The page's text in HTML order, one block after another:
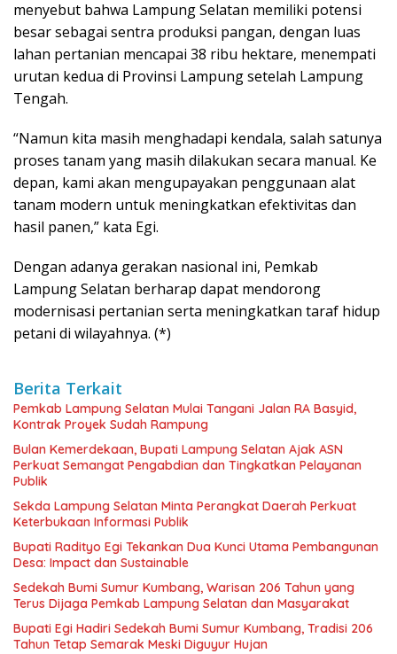
menyebut bahwa Lampung Selatan memiliki potensi
besar sebagai sentra produksi pangan, dengan luas
lahan pertanian mencapai 38 ribu hektare, menempati
urutan kedua di Provinsi Lampung setelah Lampung
Tengah.
“Namun kita masih menghadapi kendala, salah satunya
proses tanam yang masih dilakukan secara manual. Ke
depan, kami akan mengupayakan penggunaan alat
tanam modern untuk meningkatkan efektivitas dan
hasil panen,” kata Egi.
Dengan adanya gerakan nasional ini, Pemkab
Lampung Selatan berharap dapat mendorong
modernisasi pertanian serta meningkatkan taraf hidup
petani di wilayahnya. (*)
Berita Terkait
Pemkab Lampung Selatan Mulai Tangani Jalan RA Basyid,
Kontrak Proyek Sudah Rampung
Bulan Kemerdekaan, Bupati Lampung Selatan Ajak ASN
Perkuat Semangat Pengabdian dan Tingkatkan Pelayanan
Publik
Sekda Lampung Selatan Minta Perangkat Daerah Perkuat
Keterbukaan Informasi Publik
Bupati Radityo Egi Tekankan Dua Kunci Utama Pembangunan
Desa: Impact dan Sustainable
Sedekah Bumi Sumur Kumbang, Warisan 206 Tahun yang
Terus Dijaga Pemkab Lampung Selatan dan Masyarakat
Bupati Egi Hadiri Sedekah Bumi Sumur Kumbang, Tradisi 206
Tahun Tetap Semarak Meski Diguyur Hujan